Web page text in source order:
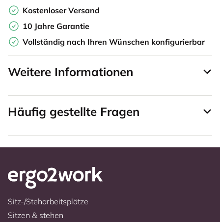
Kostenloser Versand
10 Jahre Garantie
Vollständig nach Ihren Wünschen konfigurierbar
Weitere Informationen
Häufig gestellte Fragen
Sitz-/Steharbeitsplätze
Sitzen & stehen